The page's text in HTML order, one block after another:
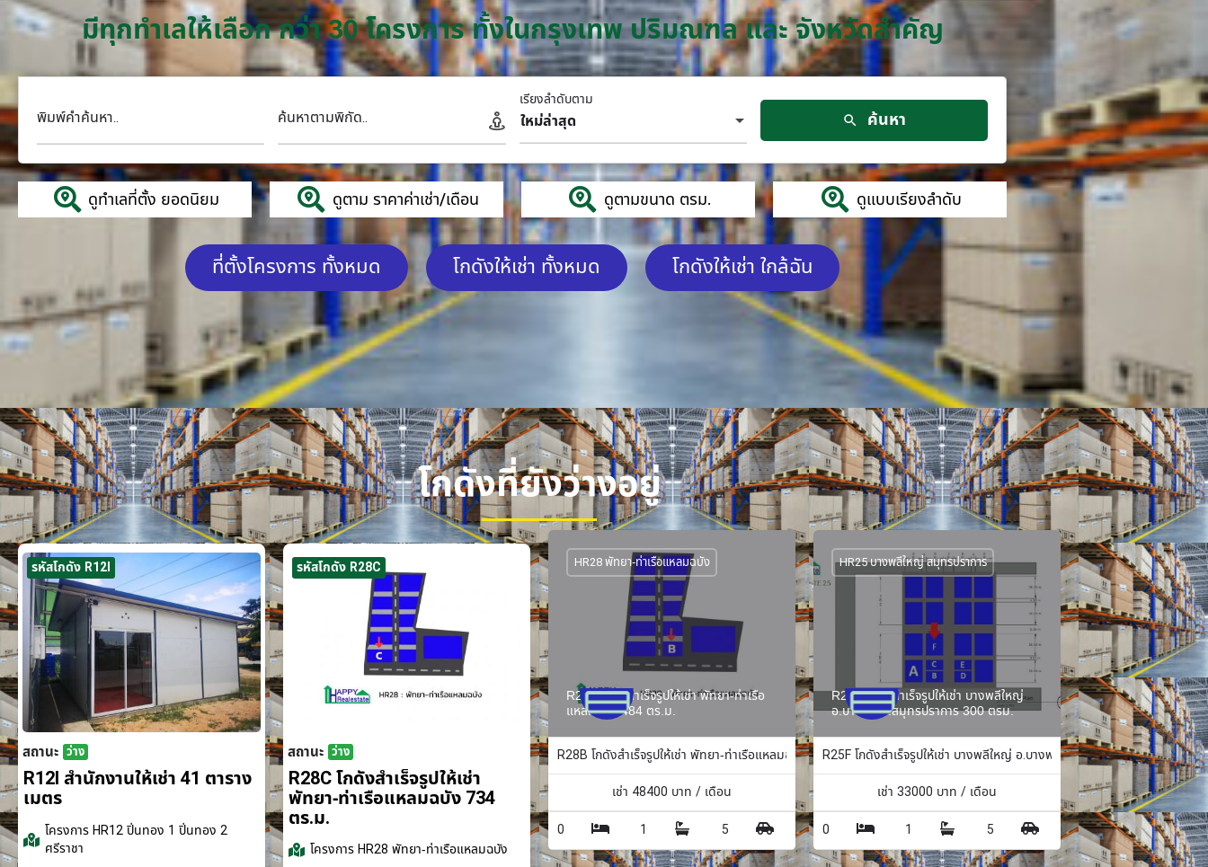
มีทุกทำเลให้เลือก กว่า 30 โครงการ ทั้งในกรุงเทพ ปริมณฑล และ จังหวัดสำคัญ
พิมพ์คำค้นหา.. ค้นหาตามพิกัด.. ใหม่ล่าสุด
เรียงลำดับตาม
ค้นหา
ดูทำเลที่ตั้ง ยอดนิยม ดูตาม ราคาค่าเช่า/เดือน ดูตามขนาด ตรม. ดูแบบเรียงลำดับ
ที่ตั้งโครงการ ทั้งหมด โกดังให้เช่า ทั้งหมด โกดังให้เช่า ใกล้ฉัน
โกดังที่ยังว่างอยู่
รหัสโกดัง R12I
สถานะ ว่าง
R12I สำนักงานให้เช่า 41 ตาราง
เมตร
โครงการHR12 ปิ่นทอง 1 ปิ่นทอง 2
ศรีราชา
รหัสโกดัง R28C
สถานะ ว่าง
R28C โกดังสำเร็จรูปให้เช่า
พัทยา-ท่าเรือแหลมฉบัง 734
ตร.ม.
โครงการHR28 พัทยา-ท่าเรือแหลมฉบัง
R28B โกดังสำเร็จรูปให้เช่า พัทยา-ท่าเรือ
แหลมฉบัง 484 ตร.ม.
HR28 พัทยา-ท่าเรือแหลมฉบัง
R28B โกดังสำเร็จรูปให้เช่า พัทยา-ท่าเรือแหลมฉบัง 484 ตร.ม.
เช่า 48400 บาท / เดือน
0
1 5
R25F โกดังสำเร็จรูปให้เช่า บางพลีใหญ่
อ.บางพลี จ.สมุทรปราการ 300 ตรม.
HR25 บางพลีใหญ่ สมุทรปราการ
R25F โกดังสำเร็จรูปให้เช่า บางพลีใหญ่ อ.บางพลี จ.สมุทรปราการ 300 ตรม.
เช่า 33000 บาท / เดือน
0
1 5